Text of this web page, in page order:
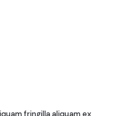
fringilla aliquam ex